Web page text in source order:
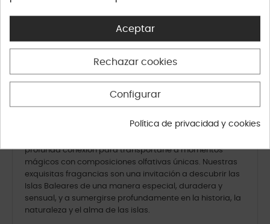
Ninguna otra sensación está tan estrechamente
profunda conexión para transportarle a momentos
mágicos con composiciones olfativas únicas. Nuestras
exquisitas fragancias son una invitación a descubrir las
Islas Baleares de una manera especial, duradera y
sensual, y a sumergirse profundamente en la historia, la
naturaleza y el alma de las islas.
Aceptar
Rechazar cookies
Configurar
Política de privacidad y cookies